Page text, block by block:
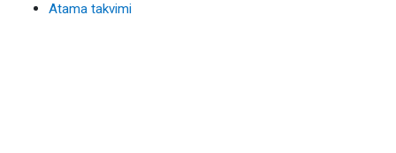
Atama takvimi